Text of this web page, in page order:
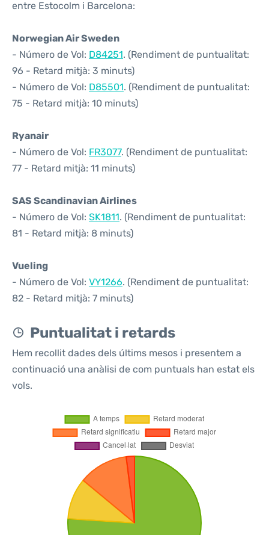
entre Estocolm i Barcelona:
Norwegian Air Sweden
- Número de Vol: D84251. (Rendiment de puntualitat:
96 - Retard mitjà: 3 minuts)
- Número de Vol: D85501. (Rendiment de puntualitat:
75 - Retard mitjà: 10 minuts)
Ryanair
- Número de Vol: FR3077. (Rendiment de puntualitat:
77 - Retard mitjà: 11 minuts)
SAS Scandinavian Airlines
- Número de Vol: SK1811. (Rendiment de puntualitat:
81 - Retard mitjà: 8 minuts)
Vueling
- Número de Vol: VY1266. (Rendiment de puntualitat:
82 - Retard mitjà: 7 minuts)
Puntualitat i retards
Hem recollit dades dels últims mesos i presentem a
continuació una anàlisi de com puntuals han estat els
vols.